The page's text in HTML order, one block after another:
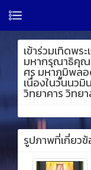
เข้าร่วมเทิดพร
มหากรุณาธิคุณ
ศร มหาภูมิพล
เนื่องในวันนว
วิทยาคาร วิทย
รูปภาพที่เกี่ยว